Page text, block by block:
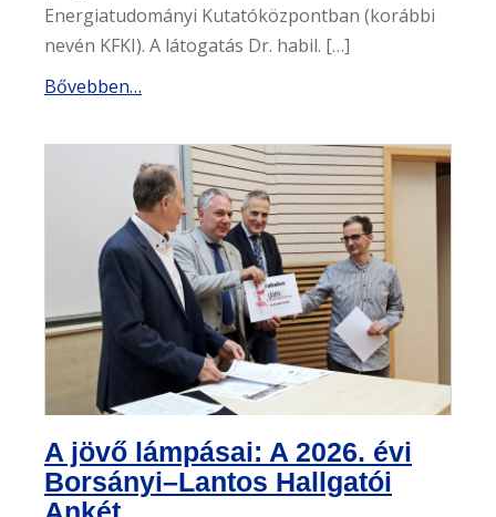
Energiatudományi Kutatóközpontban (korábbi
nevén KFKI). A látogatás Dr. habil. […]
Bővebben…
A jövő lámpásai: A 2026. évi
Borsányi–Lantos Hallgatói